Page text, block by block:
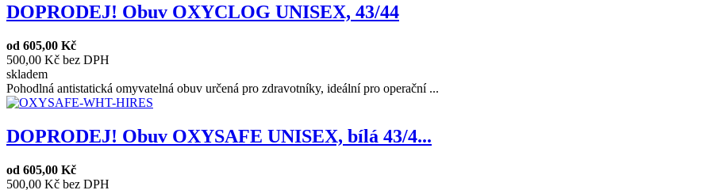
DOPRODEJ! Obuv OXYCLOG UNISEX, 43/44
od 605,00 Kč
500,00 Kč bez DPH
skladem
Pohodlná antistatická omyvatelná obuv určená pro zdravotníky, ideální pro operační ...
DOPRODEJ! Obuv OXYSAFE UNISEX, bílá 43/4...
od 605,00 Kč
500,00 Kč bez DPH